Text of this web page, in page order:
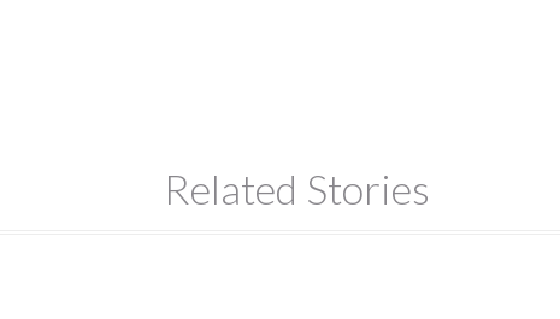
Related Stories